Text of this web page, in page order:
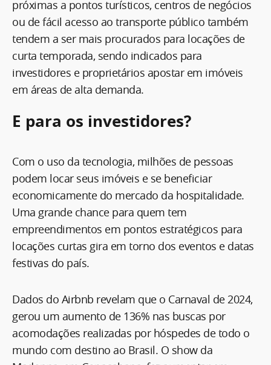
próximas a pontos turísticos, centros de negócios
ou de fácil acesso ao transporte público também
tendem a ser mais procurados para locações de
curta temporada, sendo indicados para
investidores e proprietários apostar em imóveis
em áreas de alta demanda.
E para os investidores?
Com o uso da tecnologia, milhões de pessoas
podem locar seus imóveis e se beneficiar
economicamente do mercado da hospitalidade.
Uma grande chance para quem tem
empreendimentos em pontos estratégicos para
locações curtas gira em torno dos eventos e datas
festivas do país.
Dados do Airbnb revelam que o Carnaval de 2024,
gerou um aumento de 136% nas buscas por
acomodações realizadas por hóspedes de todo o
mundo com destino ao Brasil. O show da